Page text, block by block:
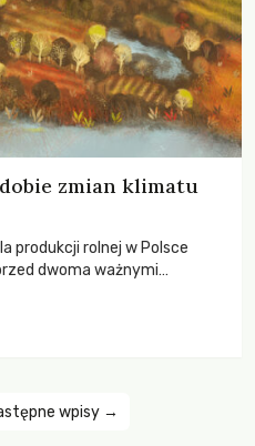
zmian klimatu
produkcji rolnej w Polsce
dwoma ważnymi
Wymagać to będzie
wpisy →